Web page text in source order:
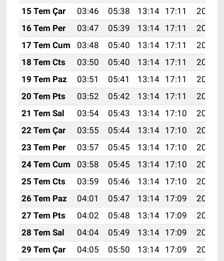
15 Tem Çar
03:46 05:38 13:14 17:11
20:40
16 Tem Per
03:47 05:39 13:14 17:11
20:39
17 Tem Cum
03:48 05:40 13:14 17:11
20:38
18 Tem Cts
03:50 05:40 13:14 17:11
20:38
19 Tem Paz
03:51 05:41 13:14 17:11
20:37
20 Tem Pts
03:52 05:42 13:14 17:11
20:36
21 Tem Sal
03:54 05:43 13:14 17:10
20:36
22 Tem Çar
03:55 05:44 13:14 17:10
20:35
23 Tem Per
03:57 05:45 13:14 17:10
20:34
24 Tem Cum
03:58 05:45 13:14 17:10
20:33
25 Tem Cts
03:59 05:46 13:14 17:10
20:32
26 Tem Paz
04:01 05:47 13:14 17:09
20:32
27 Tem Pts
04:02 05:48 13:14 17:09
20:31
28 Tem Sal
04:04 05:49 13:14 17:09
20:30
29 Tem Çar
04:05 05:50 13:14 17:09
20:29